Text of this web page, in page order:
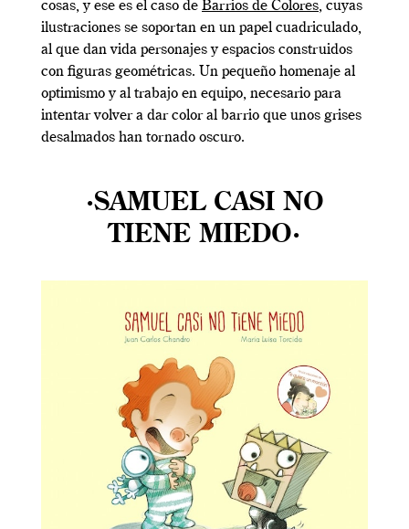
cosas, y ese es el caso de Barrios de Colores, cuyas
ilustraciones se soportan en un papel cuadriculado,
al que dan vida personajes y espacios construidos
con figuras geométricas. Un pequeño homenaje al
optimismo y al trabajo en equipo, necesario para
intentar volver a dar color al barrio que unos grises
desalmados han tornado oscuro.
·SAMUEL CASI NO
TIENE MIEDO·